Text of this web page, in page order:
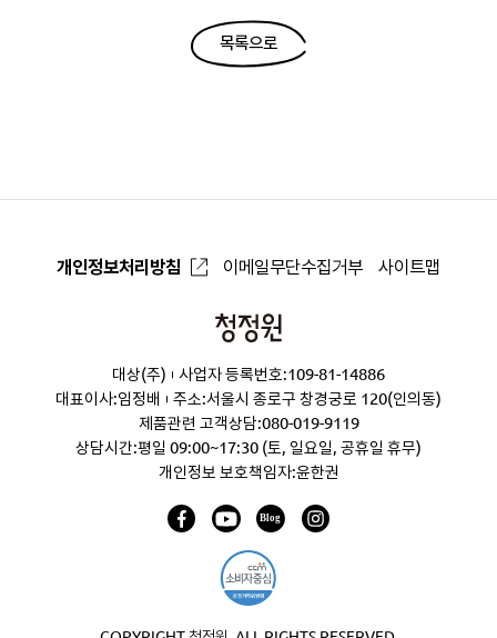
목록으로
개인정보처리방침 이메일무단수집거부 사이트맵
청
원
대상(주)
사업자 등록번호:109-81-14886
대표이사:임정배
주소:서울시 종로구 창경궁로 120(인의동)
제품관련 고객상담:080-019-9119
상담시간:평일 09:00~17:30 (토, 일요일, 공휴일 휴무)
개인정보 보호책임자:윤한권